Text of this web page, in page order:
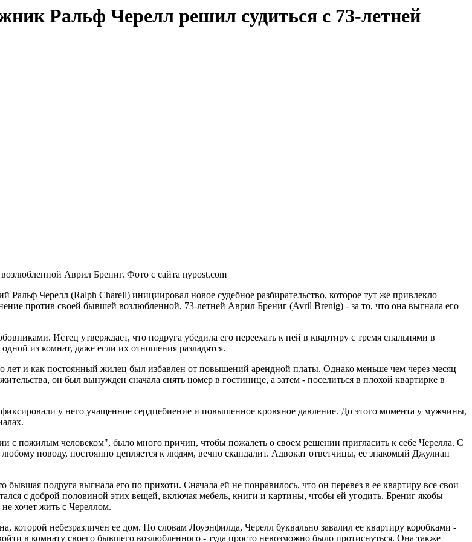
Ральф Черелл решил судиться с 73-летней
Аврил Брениг. Фото с сайта nypost.com
Черелл (Ralph Charell) инициировал новое судебное разбирательство, которое тут же привлекло
против своей бывшей возлюбленной, 73-летней Аврил Брениг (Avril Brenig) - за то, что она выгнала его
Истец утверждает, что подруга убедила его переехать к ней в квартиру с тремя спальнями в
из комнат, даже если их отношения разладятся.
лет и как постоянный жилец был избавлен от повышений арендной платы. Однако меньше чем через месяц
он был вынужден сначала снять номер в гостинице, а затем - поселиться в плохой квартирке в
у него учащенное сердцебиение и повышенное кровяное давление. До этого момента у мужчины,
с пожилым человеком", было много причин, чтобы пожалеть о своем решении пригласить к себе Черелла. С
поводу, постоянно цепляется к людям, вечно скандалит. Адвокат ответчицы, ее знакомый Джулиан
подруга выгнала его по прихоти. Сначала ей не понравилось, что он перевез в ее квартиру все свои
с доброй половиной этих вещей, включая мебель, книги и картины, чтобы ей угодить. Брениг якобы
хочет жить с Череллом.
небезразличен ее дом. По словам Лоуэнфилда, Черелл буквально завалил ее квартиру коробками -
в комнату своего бывшего возлюбленного - туда просто невозможно было протиснуться. Она также